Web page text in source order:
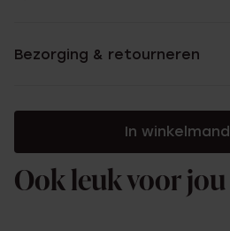
Bezorging & retourneren
In winkelmand
Ook leuk voor jou